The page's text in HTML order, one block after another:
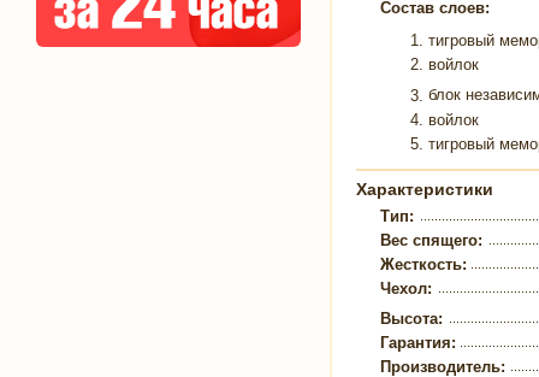
Состав слоев:
тигровый
войлок
блок
войлок
тигровый
Характеристики
Тип:
Вес спящего:
Жесткость:
Чехол:
Высота:
Гарантия:
Производитель: